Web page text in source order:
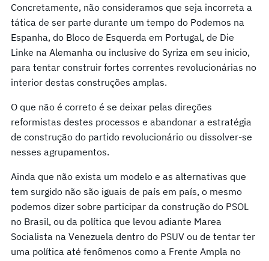
Concretamente, não consideramos que seja incorreta a
tática de ser parte durante um tempo do Podemos na
Espanha, do Bloco de Esquerda em Portugal, de Die
Linke na Alemanha ou inclusive do Syriza em seu inicio,
para tentar construir fortes correntes revolucionárias no
interior destas construções amplas.
O que não é correto é se deixar pelas direções
reformistas destes processos e abandonar a estratégia
de construção do partido revolucionário ou dissolver-se
nesses agrupamentos.
Ainda que não exista um modelo e as alternativas que
tem surgido não são iguais de país em país, o mesmo
podemos dizer sobre participar da construção do PSOL
no Brasil, ou da política que levou adiante Marea
Socialista na Venezuela dentro do PSUV ou de tentar ter
uma política até fenômenos como a Frente Ampla no